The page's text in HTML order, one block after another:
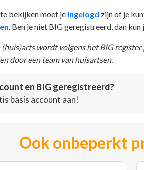
bekijken moet je ingelogd zijn of je
. Ben je niet BIG geregistreerd, dan
(huis)arts wordt volgens het BIG
door een team van huisartsen.
en BIG geregistreerd?
basis account aan!
Ook onbeperkt